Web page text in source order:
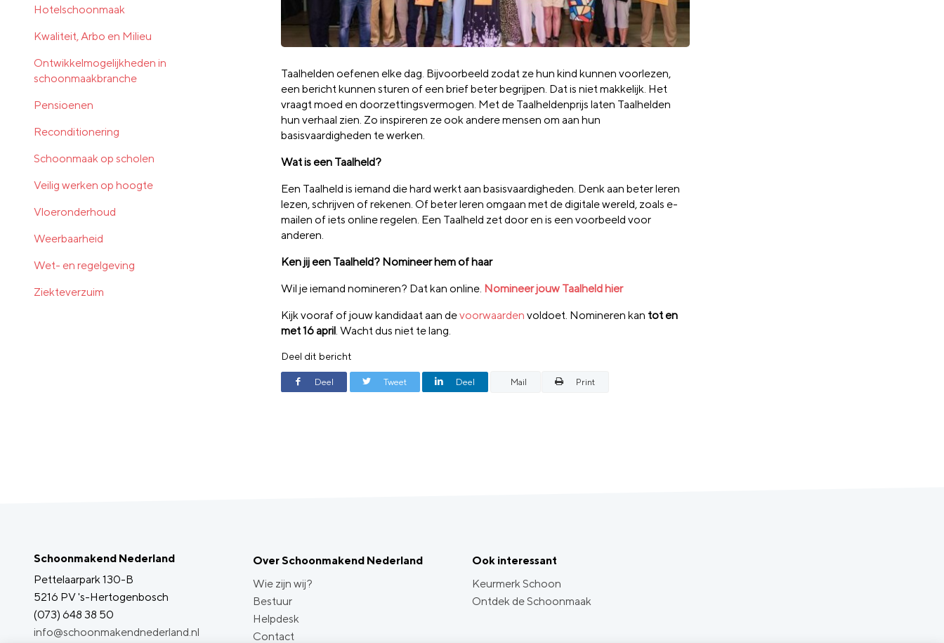
Taalhelden oefenen elke dag. Bijvoorbeeld zodat ze hun kind kunnen voorlezen,
een bericht kunnen sturen of een brief beter begrijpen. Dat is niet makkelijk. Het
vraagt moed en doorzettingsvermogen. Met de Taalheldenprijs laten Taalhelden
hun verhaal zien. Zo inspireren ze ook andere mensen om aan hun
basisvaardigheden te werken.
Wat is een Taalheld?
Een Taalheld is iemand die hard werkt aan basisvaardigheden. Denk aan beter leren
lezen, schrijven of rekenen. Of beter leren omgaan met de digitale wereld, zoals e-
mailen of iets online regelen. Een Taalheld zet door en is een voorbeeld voor
anderen.
Ken jij een Taalheld? Nomineer hem of haar
Wil je iemand nomineren? Dat kan online. Nomineer jouw Taalheld hier
Kijk vooraf of jouw kandidaat aan devoorwaarden voldoet. Nomineren kan tot en
met 16 april. Wacht dus niet te lang.
Deel dit bericht
Deel Tweet Deel Mail Print
Hotelschoonmaak
Kwaliteit, Arbo en Milieu
Ontwikkelmogelijkheden in
schoonmaakbranche
Pensioenen
Reconditionering
Schoonmaak op scholen
Veilig werken op hoogte
Vloeronderhoud
Weerbaarheid
Wet- en regelgeving
Ziekteverzuim
Schoonmakend Nederland
Pettelaarpark 130-B
5216 PV 's-Hertogenbosch
(073) 648 38 50
info@schoonmakendnederland.nl
Over Schoonmakend Nederland
Wie zijn wij?
Bestuur
Helpdesk
Contact
Ook interessant
Keurmerk Schoon
Ontdek de Schoonmaak